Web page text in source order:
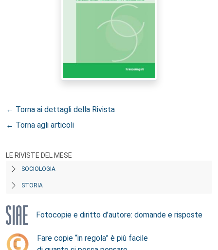
← Torna ai dettagli della Rivista
← Torna agli articoli
LE RIVISTE DEL MESE
SOCIOLOGIA
STORIA
Fotocopie e diritto d’autore: domande e risposte
Fare copie “in regola” è più facile